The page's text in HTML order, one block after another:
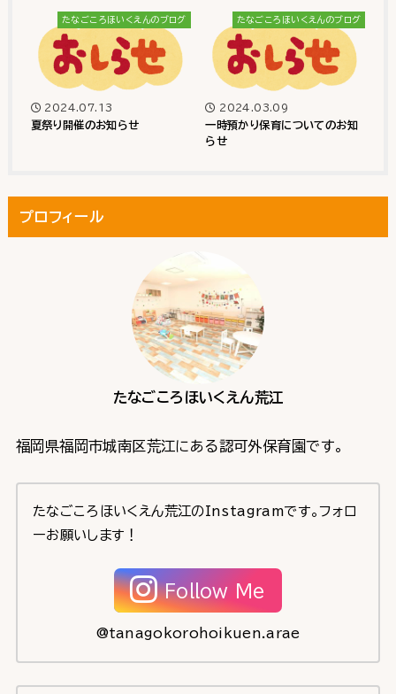
たなごころほいくえんのブログ
2024.07.13
夏祭り開催のお知らせ
たなごころほいくえんのブログ
2024.03.09
一時預かり保育についてのお知
らせ
プロフィール
たなごころほいくえん荒江
福岡県福岡市城南区荒江にある認可外保育園です。
たなごころほいくえん荒江のInstagramです。フォロ
ーお願いします！
Follow Me
@tanagokorohoikuen.arae